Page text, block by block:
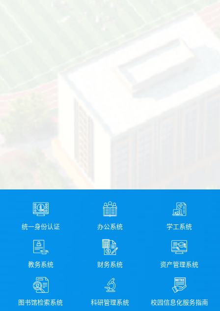
统一身份认证 办公系统 学工系统
教务系统 财务系统 资产管理系统
图书馆检索系统 科研管理系统 校园信息化服务指南